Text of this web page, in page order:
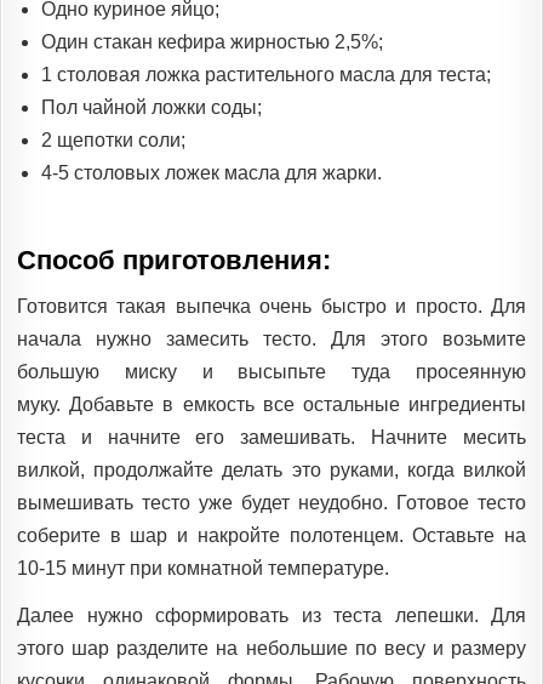
Одно куриное яйцо;
Один стакан кефира жирностью 2,5%;
1 столовая ложка растительного масла для теста;
Пол чайной ложки соды;
2 щепотки соли;
4-5 столовых ложек масла для жарки.
Способ приготовления:
Готовится такая выпечка очень быстро и просто. Для
начала нужно замесить тесто. Для этого возьмите
большую миску и высыпьте туда просеянную
муку. Добавьте в емкость все остальные ингредиенты
теста и начните его замешивать. Начните месить
вилкой, продолжайте делать это руками, когда вилкой
вымешивать тесто уже будет неудобно. Готовое тесто
соберите в шар и накройте полотенцем. Оставьте на
10-15 минут при комнатной температуре.
Далее нужно сформировать из теста лепешки. Для
этого шар разделите на небольшие по весу и размеру